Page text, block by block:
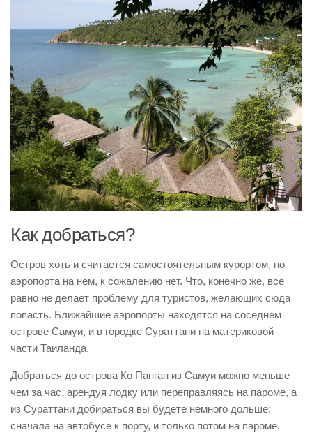
Как добраться?
Остров хоть и считается самостоятельным курортом, но
аэропорта на нем, к сожалению нет. Что, конечно же, все
равно не делает проблему для туристов, желающих сюда
попасть. Ближайшие аэропорты находятся на соседнем
острове Самуи, и в городке Сураттани на материковой
части Таиланда.
Добраться до острова Ко Панган из Самуи можно меньше
чем за час, арендуя лодку или переправляясь на пароме, а
из Сураттани добираться вы будете немного дольше:
сначала на автобусе к порту, и только потом на пароме.